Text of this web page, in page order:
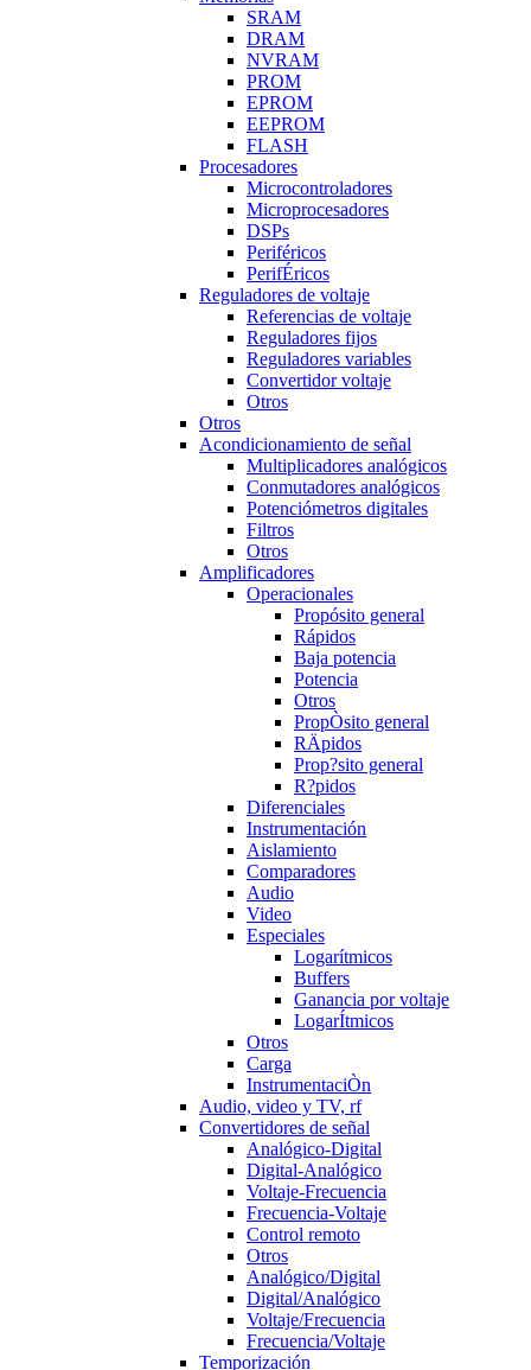
SRAM
DRAM
NVRAM
PROM
EPROM
EEPROM
FLASH
Procesadores
Microcontroladores
Microprocesadores
DSPs
Periféricos
PerifÉricos
Reguladores de voltaje
Referencias de voltaje
Reguladores fijos
Reguladores variables
Convertidor voltaje
Otros
Otros
Acondicionamiento de señal
Multiplicadores analógicos
Conmutadores analógicos
Potenciómetros digitales
Filtros
Otros
Amplificadores
Operacionales
Propósito general
Rápidos
Baja potencia
Potencia
Otros
PropÒsito general
RÄpidos
Prop?sito general
R?pidos
Diferenciales
Instrumentación
Aislamiento
Comparadores
Audio
Video
Especiales
Logarítmicos
Buffers
Ganancia por voltaje
LogarÍtmicos
Otros
Carga
InstrumentaciÒn
Audio, video y TV, rf
Convertidores de señal
Analógico-Digital
Digital-Analógico
Voltaje-Frecuencia
Frecuencia-Voltaje
Control remoto
Otros
Analógico/Digital
Digital/Analógico
Voltaje/Frecuencia
Frecuencia/Voltaje
Temporización